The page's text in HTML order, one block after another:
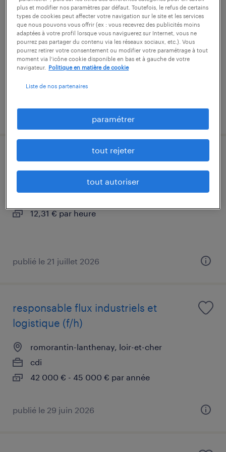
infirmier de nuit (f/h)
romorantin-lanthenay, loir-et-cher
intérim
16,00 € par heure
publié le 24 juin 2026
opérateur régleur (f/h)
romorantin-lanthenay, loir-et-cher
12,31 € par heure
publié le 21 juillet 2026
responsable flux industriels et
logistique (f/h)
romorantin-lanthenay, loir-et-cher
cdi
42 000 € - 45 000 € par année
publié le 29 juin 2026
plus et modifier nos paramètres par défaut. Toutefois, le refus de certains
types de cookies peut affecter votre navigation sur le site et les services
que nous pouvons vous offrir (ex : vous recevrez des publicités moins
adaptées à votre profil lorsque vous naviguerez sur Internet, vous ne
pourrez pas partager du contenu via les réseaux sociaux, etc.). Vous
pourrez retirer votre consentement ou modifier votre paramétrage à tout
moment via l’icône cookie disponible en bas et à gauche de votre
navigateur.
Politique en matière de cookie
Liste de nos partenaires
paramétrer
tout rejeter
tout autoriser